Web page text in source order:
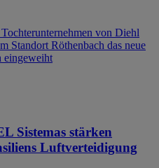
von Diehl
Standort Röthenbach das neue
eingeweiht
Sistemas stärken
Luftverteidigung